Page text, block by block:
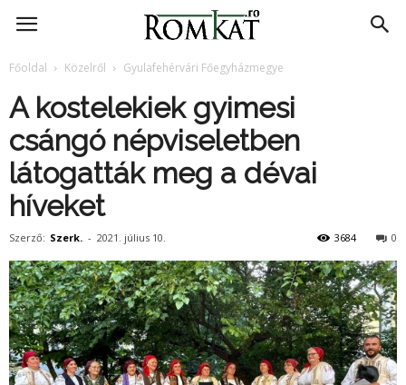
RomKat.ro
Főoldal Közelről Gyulafehérvári Főegyházmegye
A kostelekiek gyimesi
csángó népviseletben
látogatták meg a dévai
híveket
Szerző: Szerk. - 2021. július 10. 0
3684